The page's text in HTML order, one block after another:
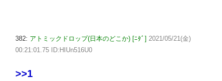
382: アトミックドロップ(日本のどこか) [ﾆﾀﾞ] 2021/05/21(金)
00:21:01.75 ID:HIUn516U0
>>1